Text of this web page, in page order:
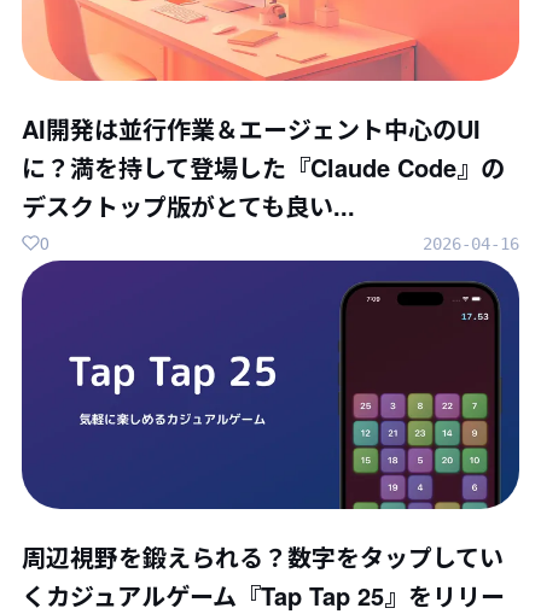
AI開発は並行作業＆エージェント中心のUI
に？満を持して登場した『Claude Code』の
デスクトップ版がとても良い...
2026-04-16
0
周辺視野を鍛えられる？数字をタップしてい
くカジュアルゲーム『Tap Tap 25』をリリー